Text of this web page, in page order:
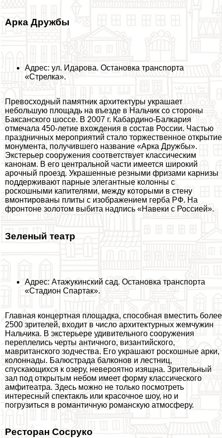
Арка Дружбы
Адрес: ул. Идарова. Остановка трaнcпорта
«Стрелка».
Превосходный памятник архитектуры украшает
небольшую площадь на въезде в Нальчик со стороны
Баксанского шоссе. В 2007 г. Кабардино-Балкария
отмечала 450-летие вхождения в состав России. Частью
праздничных мероприятий стало торжественное открытие
монумента, получившего название «Арка Дружбы».
Экстерьер сооружения соответствует классическим
канонам. В его центральной части имеется широкий
арочный проезд. Украшенные резными фризами карнизы
поддерживают парные элегантные колонны с
роскошными капителями, между которыми в стену
вмонтированы плиты с изображением герба РФ. На
фронтоне золотом выбита надпись «Навеки с Россией».
Зеленый театр
Адрес: Атажукинский сад. Остановка трaнcпорта
«Стадион Спартак».
Главная концертная площадка, способная вместить более
2500 зрителей, входит в число архитектурных жемчужин
Нальчика. В экстерьере удивительного сооружения
переплелись черты античного, византийского,
мавританского зодчества. Его украшают роскошные арки,
колоннады. Балюстрада балконов и лестниц,
спускающихся к озеру, невероятно изящна. Зрительный
зал под открытым небом имеет форму классического
амфитеатра. Здесь можно не только посмотреть
интересный спектакль или красочное шоу, но и
погрузиться в романтичную романскую атмосферу.
Ресторан Сосруко